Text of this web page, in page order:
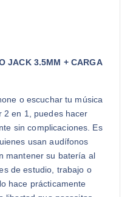
JACK 3.5MM + CARGA
o escuchar tu música
2 en 1, puedes hacer
sin complicaciones. Es
usan audífonos
mantener su batería al
de estudio, trabajo o
hace prácticamente